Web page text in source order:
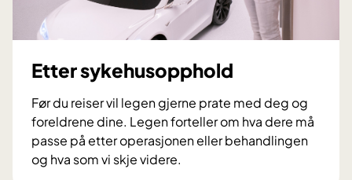
y
e
h
u
e
t
Etter sykehusopphold
Før du reiser vil legen gjerne prate med deg og
foreldrene dine. Legen forteller om hva dere må
passe på etter operasjonen eller behandlingen
og hva som vi skje videre.